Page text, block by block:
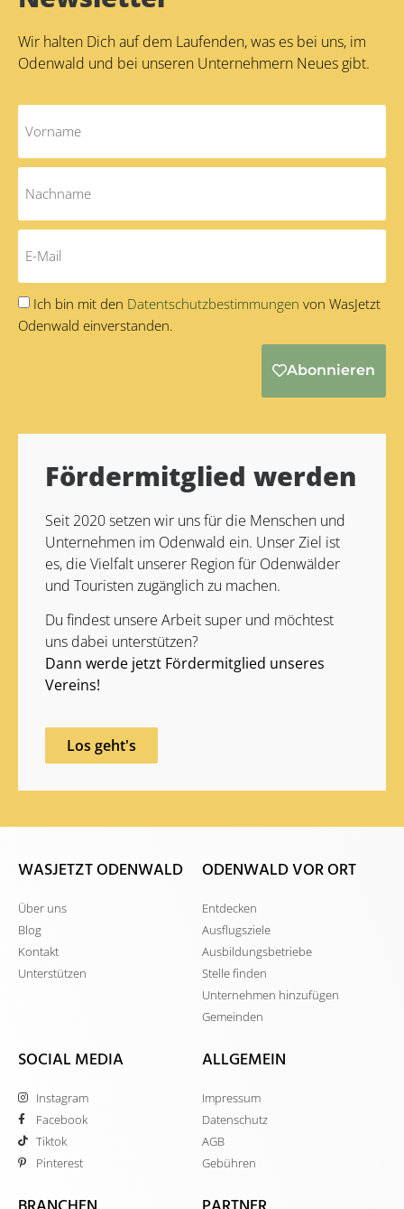
Wir halten Dich auf dem Laufenden, was es bei uns, im
Odenwald und bei unseren Unternehmern Neues gibt.
Ich bin mit den Datentschutzbestimmungen von WasJetzt
Odenwald einverstanden.
Abonnieren
Fördermitglied werden
Seit 2020 setzen wir uns für die Menschen und
Unternehmen im Odenwald ein. Unser Ziel ist
es, die Vielfalt unserer Region für Odenwälder
und Touristen zugänglich zu machen.
Du findest unsere Arbeit super und möchtest
uns dabei unterstützen?
Dann werde jetzt Fördermitglied unseres
Vereins!
Los geht's
WASJETZT ODENWALD
Über uns
Blog
Kontakt
Unterstützen
ODENWALD VOR ORT
Entdecken
Ausflugsziele
Ausbildungsbetriebe
Stelle finden
Unternehmen hinzufügen
Gemeinden
SOCIAL MEDIA
Instagram
Facebook
Tiktok
Pinterest
ALLGEMEIN
Impressum
Datenschutz
AGB
Gebühren